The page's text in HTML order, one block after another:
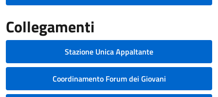
Collegamenti
Stazione Unica Appaltante
Coordinamento Forum dei Giovani